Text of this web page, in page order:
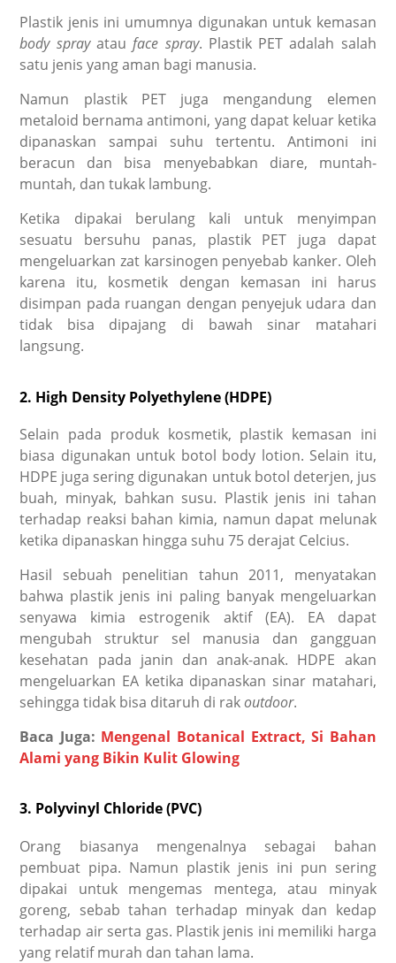
Plastik jenis ini umumnya digunakan untuk kemasan
body sprayatauface spray. Plastik PET adalah salah
satu jenis yang aman bagi manusia.
Namun plastik PET juga mengandung elemen
metaloid bernama antimoni, yang dapat keluar ketika
dipanaskan sampai suhu tertentu. Antimoni ini
beracun dan bisa menyebabkan diare, muntah-
muntah, dan tukak lambung.
Ketika dipakai berulang kali untuk menyimpan
sesuatu bersuhu panas, plastik PET juga dapat
mengeluarkan zat karsinogen penyebab kanker. Oleh
karena itu, kosmetik dengan kemasan ini harus
disimpan pada ruangan dengan penyejuk udara dan
tidak bisa dipajang di bawah sinar matahari
langsung.
2. High Density Polyethylene (HDPE)
Selain pada produk kosmetik, plastik kemasan ini
biasa digunakan untuk botol body lotion. Selain itu,
HDPE juga sering digunakan untuk botol deterjen, jus
buah, minyak, bahkan susu. Plastik jenis ini tahan
terhadap reaksi bahan kimia, namun dapat melunak
ketika dipanaskan hingga suhu 75 derajat Celcius.
Hasil sebuah penelitian tahun 2011, menyatakan
bahwa plastik jenis ini paling banyak mengeluarkan
senyawa kimia estrogenik aktif (EA). EA dapat
mengubah struktur sel manusia dan gangguan
kesehatan pada janin dan anak-anak. HDPE akan
mengeluarkan EA ketika dipanaskan sinar matahari,
sehingga tidak bisa ditaruh di rakoutdoor.
Baca Juga: Mengenal Botanical Extract, Si Bahan
Alami yang Bikin Kulit Glowing
3. Polyvinyl Chloride (PVC)
Orang biasanya mengenalnya sebagai bahan
pembuat pipa. Namun plastik jenis ini pun sering
dipakai untuk mengemas mentega, atau minyak
goreng, sebab tahan terhadap minyak dan kedap
terhadap air serta gas. Plastik jenis ini memiliki harga
yang relatif murah dan tahan lama.